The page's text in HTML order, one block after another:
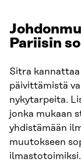
Pariisin
Sitra
päivittämistä
nykytarpeita.
jonka mukaan
yhdistämään
muutokseen